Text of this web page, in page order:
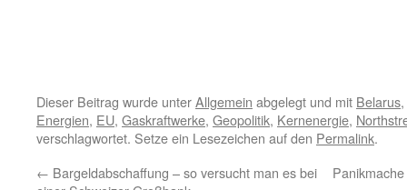
Dieser Beitrag wurde unterAllgemein abgelegt und mit Belarus,
Energien, EU, Gaskraftwerke, Geopolitik, Kernenergie,
verschlagwortet. Setze ein Lesezeichen auf den Permalink.
← Bargeldabschaffung – so versucht man es bei